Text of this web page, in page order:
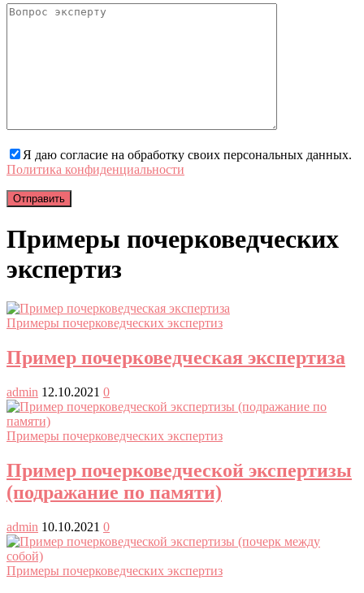
Я даю согласие на обработку своих персональных данных.
Политика конфиденциальности
Примеры почерковедческих
экспертиз
Примеры почерковедческих экспертиз
Пример почерковедческая экспертиза
admin 12.10.2021 0
Примеры почерковедческих экспертиз
Пример почерковедческой экспертизы
(подражание по памяти)
admin 10.10.2021 0
Примеры почерковедческих экспертиз